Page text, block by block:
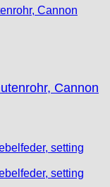
Cannon